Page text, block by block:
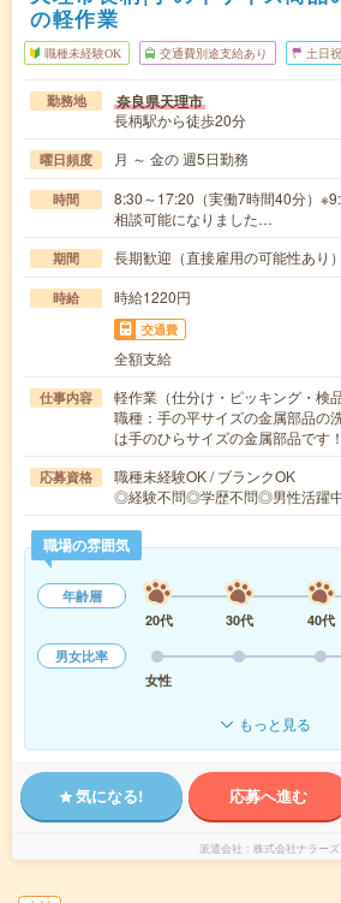
の軽作業
職種未経験OK 交通費別途支給あり 土日
勤務地 奈良県天理市
長柄駅から徒歩20分
曜日頻度 月 ～ 金の 週5日勤務
時間
8:30～17:20（実働7時間40分）
相談可能になりました…
期間 長期歓迎（直接雇用の可能性あり
時給 時給1220円
交通費
全額支給
仕事内容
軽作業（仕分け・ピッキング・検
職種：手の平サイズの金属部品の
は手のひらサイズの金属部品です
応募資格
職種未経験OK / ブランクOK
◎経験不問◎学歴不問◎男性活躍
職場の雰囲気
年齢層
20代
30代 40代
男女比率
女性
もっと見る
気になる! 応募へ進む
派遣会社 株式会社ナラーズ